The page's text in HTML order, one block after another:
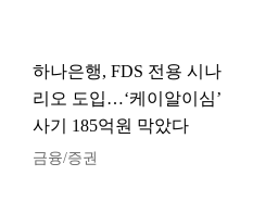
하나은행, FDS 전용 시나
리오 도입…‘케이알이심’
사기 185억원 막았다
금융/증권